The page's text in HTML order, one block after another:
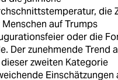
die
auf Trumps
oder die
Der zunehmende Trend
zweiten Kategorie
Einschätzungen